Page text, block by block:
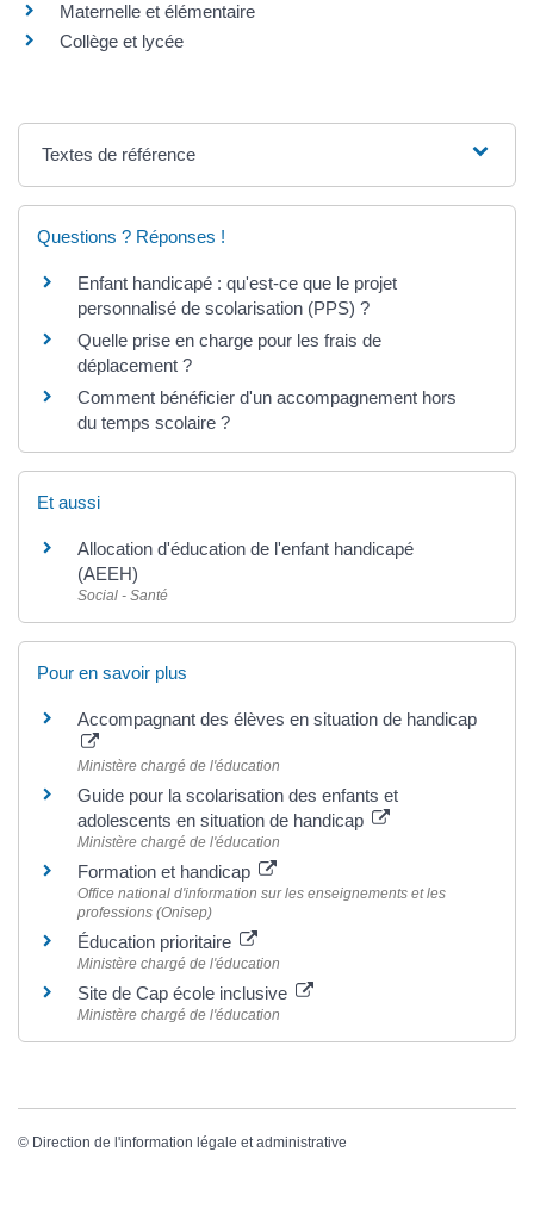
Maternelle et élémentaire
Collège et lycée
Textes de référence
Questions ? Réponses !
Enfant handicapé : qu'est-ce que le projet
personnalisé de scolarisation (PPS) ?
Quelle prise en charge pour les frais de
déplacement ?
Comment bénéficier d'un accompagnement hors
du temps scolaire ?
Et aussi
Allocation d'éducation de l'enfant handicapé
(AEEH)
Social - Santé
Pour en savoir plus
Accompagnant des élèves en situation de handicap
Ministère chargé de l'éducation
Guide pour la scolarisation des enfants et
adolescents en situation de handicap
Ministère chargé de l'éducation
Formation et handicap
Office national d'information sur les enseignements et les
professions (Onisep)
Éducation prioritaire
Ministère chargé de l'éducation
Site de Cap école inclusive
Ministère chargé de l'éducation
© Direction de l'information légale et administrative